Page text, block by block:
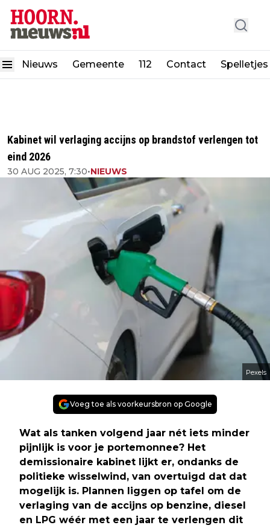
Nieuws Gemeente 112 Contact Spelletjes
Kabinet wil verlaging accijns op brandstof verlengen tot
eind 2026
30 AUG 2025, 7:30•NIEUWS
Pexels
Voeg toe als voorkeursbron op Google
Wat als tanken volgend jaar nét iets minder
pijnlijk is voor je portemonnee? Het
demissionaire kabinet lijkt er, ondanks de
politieke wisselwind, van overtuigd dat dat
mogelijk is. Plannen liggen op tafel om de
verlaging van de accijns op benzine, diesel
en LPG wéér met een jaar te verlengen dit